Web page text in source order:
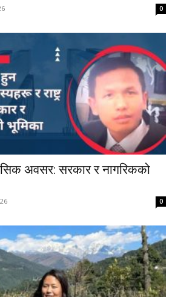
0
अवसर: सरकार र नागरिकको
0